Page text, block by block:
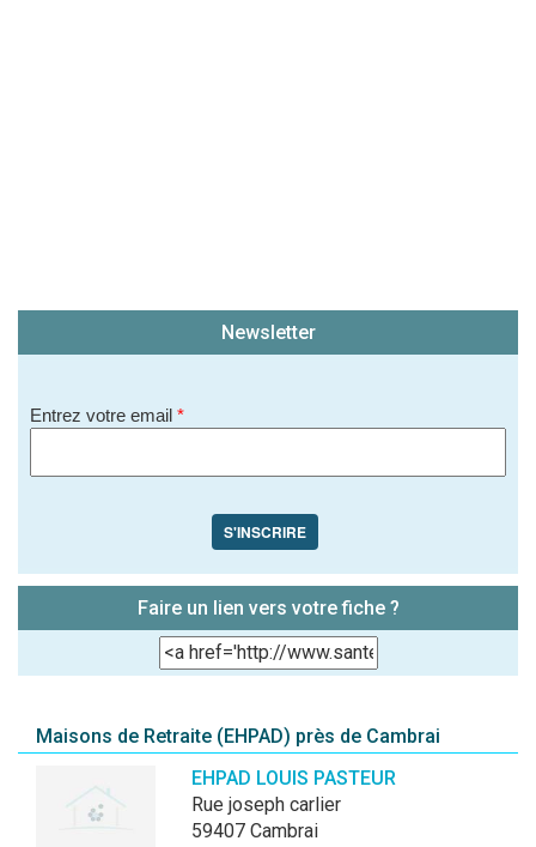
Newsletter
Entrez votre email *
S'INSCRIRE
Faire un lien vers votre fiche ?
Maisons de Retraite (EHPAD) près de Cambrai
EHPAD LOUIS PASTEUR
rue joseph carlier
59407 Cambrai